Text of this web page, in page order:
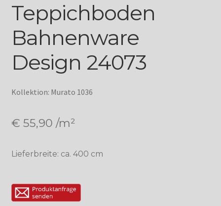
Teppichboden
Bahnenware
Design 24073
Kollektion: Murato 1036
€ 55,90 /m²
Lieferbreite: ca. 400 cm